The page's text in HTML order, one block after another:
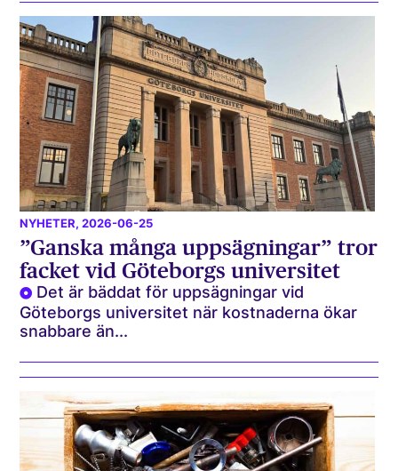
NYHETER, 2026-06-25
”Ganska många uppsägningar” tror
facket vid Göteborgs universitet
Det är bäddat för uppsägningar vid
Göteborgs universitet när kostnaderna ökar
snabbare än...